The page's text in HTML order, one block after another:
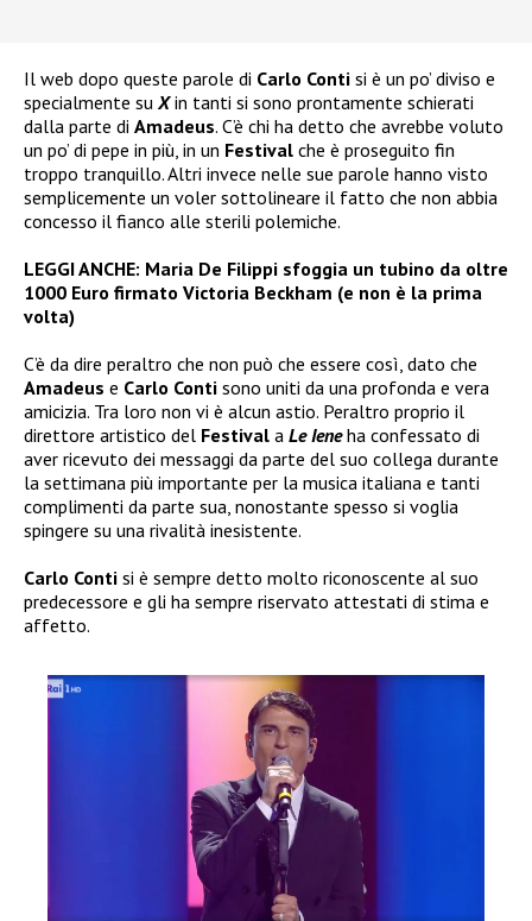
Il web dopo queste parole di Carlo Conti si è un po’ diviso e
specialmente suXin tanti si sono prontamente schierati
dalla parte di Amadeus. C’è chi ha detto che avrebbe voluto
un po’ di pepe in più, in un Festival che è proseguito fin
troppo tranquillo. Altri invece nelle sue parole hanno visto
semplicemente un voler sottolineare il fatto che non abbia
concesso il fianco alle sterili polemiche.
LEGGI ANCHE: Maria De Filippi sfoggia un tubino da oltre
1000 Euro firmato Victoria Beckham (e non è la prima
volta)
C’è da dire peraltro che non può che essere così, dato che
Amadeus e Carlo Conti sono uniti da una profonda e vera
amicizia. Tra loro non vi è alcun astio. Peraltro proprio il
direttore artistico del Festival a Le Ieneha confessato di
aver ricevuto dei messaggi da parte del suo collega durante
la settimana più importante per la musica italiana e tanti
complimenti da parte sua, nonostante spesso si voglia
spingere su una rivalità inesistente.
Carlo Conti si è sempre detto molto riconoscente al suo
predecessore e gli ha sempre riservato attestati di stima e
affetto.